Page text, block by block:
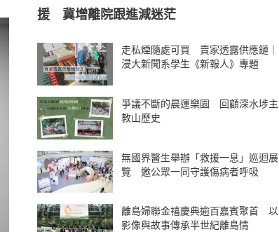
援 冀增離院跟進減迷茫
走私煙隨處可買 賣家透露供應鏈｜
浸大新聞系學生《新報人》專題
爭議不斷的晨運樂園 回顧深水埗主
教山歷史
無國界醫生舉辦「救援一息」巡迴展
覽 邀公眾一同守護傷病者呼吸
離島婦聯金禧慶典逾百嘉賓聚首 以
影像與故事傳承半世紀離島情